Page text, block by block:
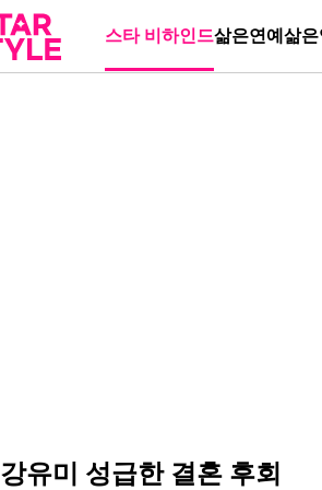
스타 비하인드삶은연예 삶
강유미 성급한 결혼 후회